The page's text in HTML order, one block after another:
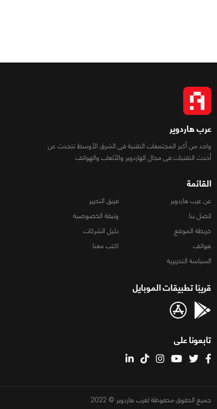
عرب هاردوير
واحد من أكبر المجتمعات التقنية فى الشرق الأوسط تتحدث عن
أحدث التقنيات فى مجال الهاردوير والألعاب والهواتف
القائمة
عن عرب هاردوير
فريق التحرير
اتصل بنا
وثيقة الخصوصية
خريطة الموقع
دليل الشركات
هواتف
اكتب معنا
السياسة التحريرية
قريبًا تطبيقات الموبايل
تابعونا على
جميع الحقوق محفوظة لعرب هاردوير © 2022